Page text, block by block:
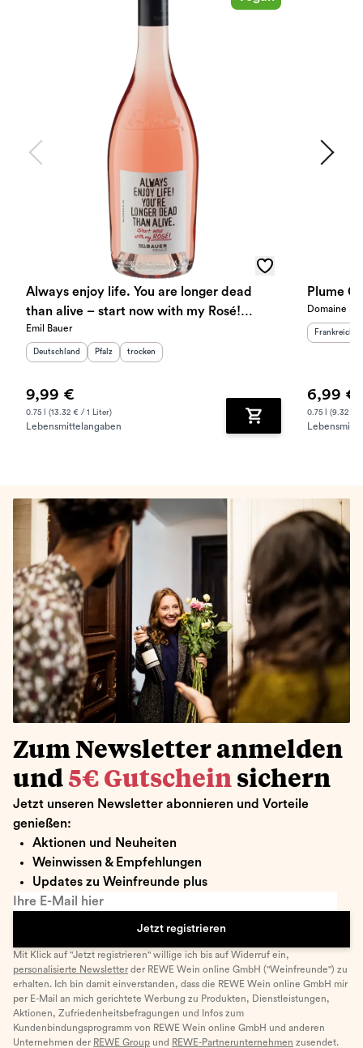
Always enjoy life. You are longer dead
than alive – start now with my Rosé!
trocken 2025
Emil Bauer
Herkunftsland
Deutschland Herkunftsregion
Pfalz Geschmack
trocken
9,99 €
0.75 l (13.32 € / 1 Liter)
Lebensmittelangaben Zum Warenkorb
Plume
Domaine la
Frankreich
6,99 €
0.75 l (9.32 € /
Zum Newsletter anmelden
und 5€ Gutschein sichern
Jetzt unseren Newsletter abonnieren und Vorteile
genießen:
Aktionen und Neuheiten
Weinwissen & Empfehlungen
Updates zu Weinfreunde plus
Ihre E-Mail hier
Jetzt registrieren
Mit Klick auf "Jetzt registrieren" willige ich bis auf Widerruf ein,
personalisierte Newsletter der REWE Wein online GmbH ("Weinfreunde") zu
erhalten. Ich bin damit einverstanden, dass die REWE Wein online GmbH mir
per E-Mail an mich gerichtete Werbung zu Produkten, Dienstleistungen,
Aktionen, Zufriedenheitsbefragungen und Infos zum
Kundenbindungsprogramm von REWE Wein online GmbH und anderen
Unternehmen der REWE Group und REWE-Partnerunternehmen zusendet.